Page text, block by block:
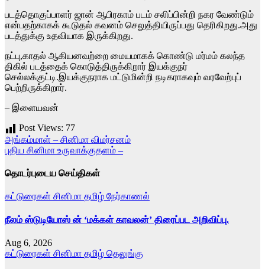
படத்தொகுப்பாளர் ஜான் ஆபிரகாம் படம் சலிப்பின்றி நகர வேண்டும்
என்பதற்காகக் கூடுதல் கவனம் செலுத்தியிருப்பது தெரிகிறது.அது
படத்துக்கு உதவியாக இருக்கிறது.
நட்பு,காதல் ஆகியனவற்றை மையமாகக் கொண்டு மர்மம் கலந்த
திகில் படத்தைக் கொடுத்திருக்கிறார் இயக்குநர்
செல்லக்குட்டி.இயக்குநராக மட்டுமின்றி நடிகராகவும் வரவேற்புப்
பெற்றிருக்கிறார்.
– இளையவன்
Post Views: 77
Post
navigation
அங்கம்மாள் – சினிமா விமர்சனம்
புதிய சினிமா உருவாக்குதளம் –
தொடர்புடைய செய்திகள்
கட்டுரைகள் சினிமா தமிழ் நேர்காணல்
நீலம் ஸ்டுடியோஸ் ன் ‘மக்கள் காவலன்’ திரைப்பட அறிவிப்பு.
Aug 6, 2026
கட்டுரைகள் சினிமா தமிழ் தெலுங்கு